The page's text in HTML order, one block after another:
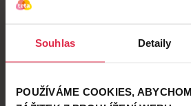
Souhlas Detaily
POUŽÍVÁME COOKIES,
při nákupu nad 1 200 Kč